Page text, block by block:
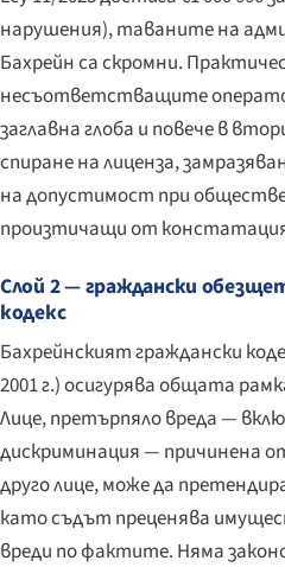
нарушения), таваните на
Бахрейн са скромни.
несъответстващите
заглавна глоба и повече в
спиране на лиценза,
на допустимост при
произтичащи от
Слой 2 — граждански
кодекс
Бахрейнският граждански
2001 г.) осигурява общата
Лице, претърпяло вреда —
дискриминация — причинена
друго лице, може да
като съдът преценява
вреди по фактите. Няма